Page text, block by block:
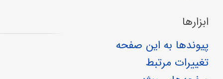
ابزارها
پیوندها به این صفحه
تغییرات مرتبط